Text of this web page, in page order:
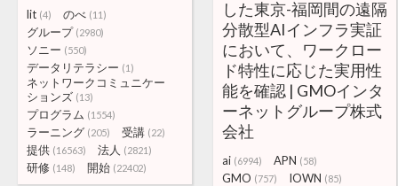
lit (4) のべ (11)
グループ (2980)
ソニー (550)
データリテラシー (1)
ネットワークコミュニケー
ションズ (13)
プログラム (1554)
ラーニング (205) 受講 (22)
提供 (16563) 法人 (2821)
研修 (148) 開始 (22402)
した東京-福岡間の遠隔
分散型AIインフラ実証
において、ワークロー
ド特性に応じた実用性
能を確認 | GMOインタ
ーネットグループ株式
会社
ai (6994) APN (58)
GMO (757) IOWN (85)